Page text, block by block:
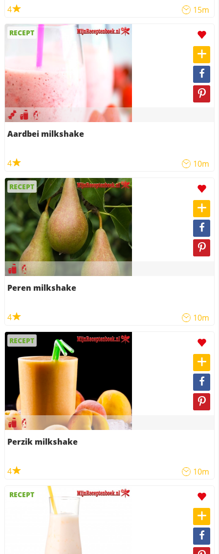
4 15m
RECEPT
Aardbei milkshake
4 10m
RECEPT
Peren milkshake
4 10m
RECEPT
Perzik milkshake
4 10m
RECEPT